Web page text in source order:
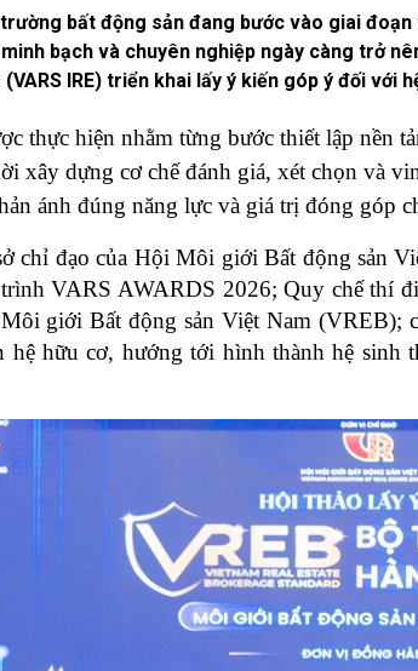
bất động sản đang bước vào giai
bạch và chuyên nghiệp ngày càng trở
IRE) triển khai lấy ý kiến góp ý đối với
thực hiện nhằm từng bước thiết lập nền
xây dựng cơ chế đánh giá, xét chọn và
ánh đúng năng lực và giá trị đóng góp
chỉ đạo của Hội Môi giới Bất động sản
VARS AWARDS 2026; Quy chế thí
giới Bất động sản Việt Nam (VREB);
hệ hữu cơ, hướng tới hình thành hệ sinh